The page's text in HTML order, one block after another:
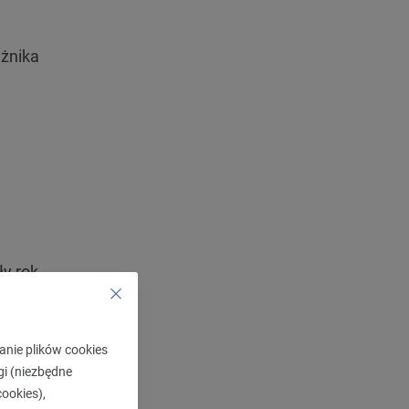
rok.
plików cookies
(niezbędne